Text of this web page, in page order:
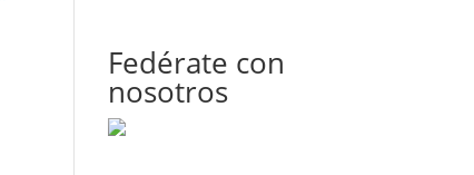
Fedérate con
nosotros